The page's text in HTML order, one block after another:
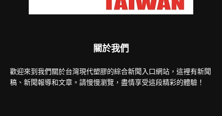
關於我們
歡迎來到我們關於台灣現代塑膠的綜合新聞入口網站，這裡有新聞
稿、新聞報導和文章。請慢慢瀏覽，盡情享受這段精彩的體驗！